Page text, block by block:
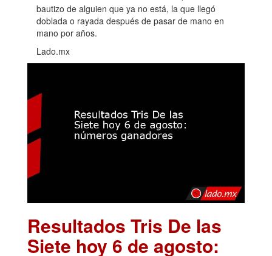
bautizo de alguien que ya no está, la que llegó
doblada o rayada después de pasar de mano en
mano por años.
Lado.mx
Resultados Tris De las
Siete hoy 6 de agosto: